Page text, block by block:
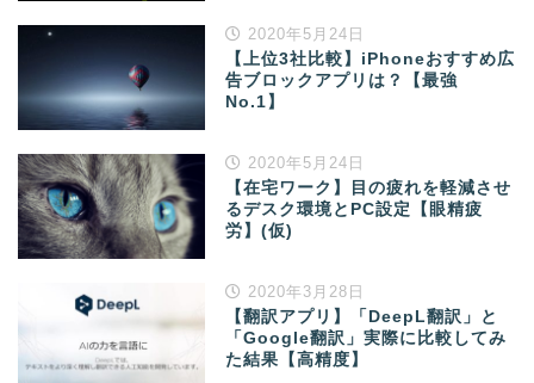
2020年5月24日
【上位3社比較】iPhoneおすすめ広
告ブロックアプリは？【最強
No.1】
2020年5月24日
【在宅ワーク】目の疲れを軽減させ
るデスク環境とPC設定【眼精疲
労】(仮)
2020年3月28日
【翻訳アプリ】「DeepL翻訳」と
「Google翻訳」実際に比較してみ
た結果【高精度】